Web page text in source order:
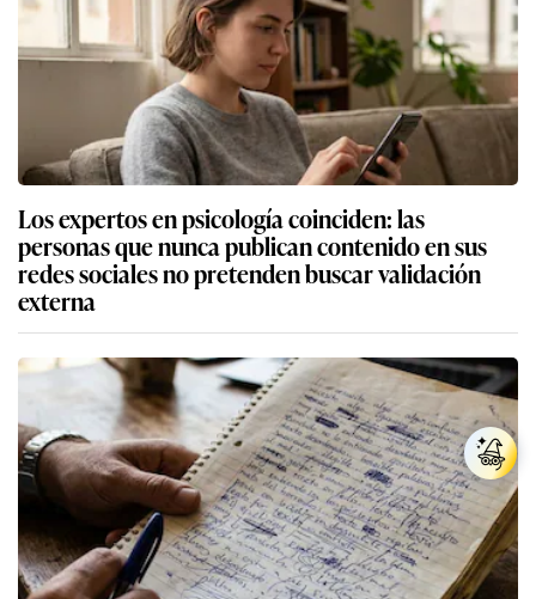
Los expertos en psicología coinciden: las
personas que nunca publican contenido en sus
redes sociales no pretenden buscar validación
externa